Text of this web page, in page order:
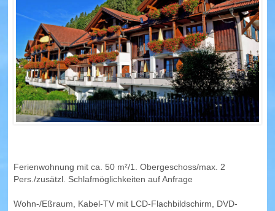
Wohnungen in Hopfen am See (Übersicht)
FÜSSEN
Wohnungen in Füssen (Übersicht)
SCHWANGAU
Wohnungen in Schwangau (Übersicht)
WEISSENSEE
Wohnungen in Weissensee (Übersicht)
Ferienwohnung mit ca. 50 m²/1. Obergeschoss/max. 2
Pers./zusätzl. Schlafmöglichkeiten auf Anfrage
Wohn-/Eßraum, Kabel-TV mit LCD-Flachbildschirm, DVD-